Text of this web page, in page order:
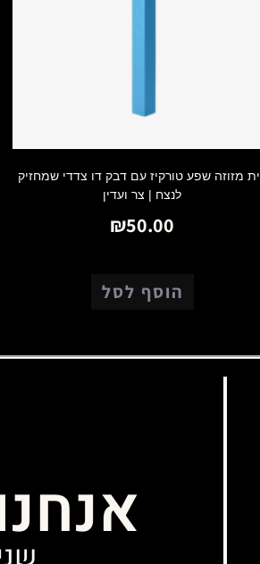
מזוזה שפע טורקיז עם דבק דו צדדי שמחזיק
לנצח | צר ועדין
₪50.00
הוסף לסל